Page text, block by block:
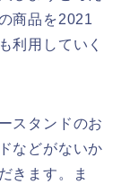
商品を2021
利用していく
スタンドのお
などがないか
きます。ま